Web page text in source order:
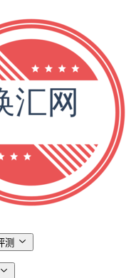
测